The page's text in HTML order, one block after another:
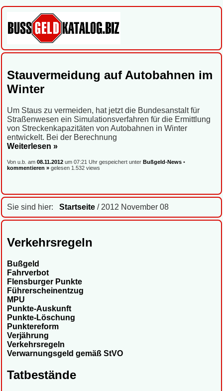
Sie sind hier: Startseite / 2012 November 08
Verkehrsregeln
Bußgeld
Fahrverbot
Flensburger Punkte
Führerscheinentzug
MPU
Punkte-Auskunft
Punkte-Löschung
Punktereform
Verjährung
Verkehrsregeln
Verwarnungsgeld gemäß StVO
Tatbestände
Stauvermeidung auf Autobahnen im
Winter
Um Staus zu vermeiden, hat jetzt die Bundesanstalt für
Straßenwesen ein Simulationsverfahren für die Ermittlung
von Streckenkapazitäten von Autobahnen in Winter
entwickelt. Bei der Berechnung
Weiterlesen »
Von u.b. am 08.11.2012 um 07:21 Uhr gespeichert unter Bußgeld-News •
kommentieren » gelesen 1.532 views